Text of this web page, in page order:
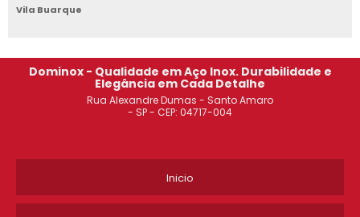
MESA EAMES VIDRO OSASCO
ARMÁRIO DE AÇO TIPO ROUPEIRO SOROCABA
ARMÁRIO DE AÇO 6 PORTAS DIADEMA
ROUPEIRO DE AÇO COM 8 PORTAS DIADEMA
ARMÁRIO DE AÇO PREÇO SOROCABA
Vila Buarque
Dominox - Qualidade em Aço Inox. Durabilidade e
Elegância em Cada Detalhe
Rua Alexandre Dumas - Santo Amaro
- SP - CEP: 04717-004
Inicio